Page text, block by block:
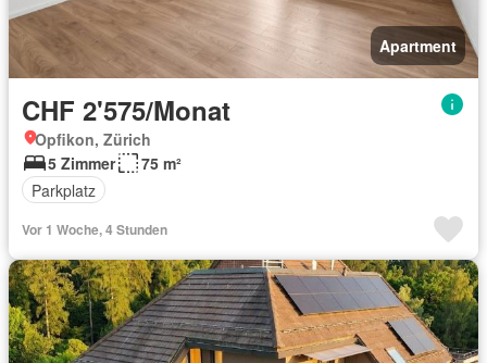
Apartment
CHF 2'575/Monat
Opfikon, Zürich
5 Zimmer
75 m²
Parkplatz
Vor 1 Woche, 4 Stunden